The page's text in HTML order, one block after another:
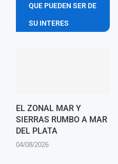
QUE PUEDEN SER DE
SU INTERES
EL ZONAL MAR Y
SIERRAS RUMBO A MAR
DEL PLATA
04/08/2026